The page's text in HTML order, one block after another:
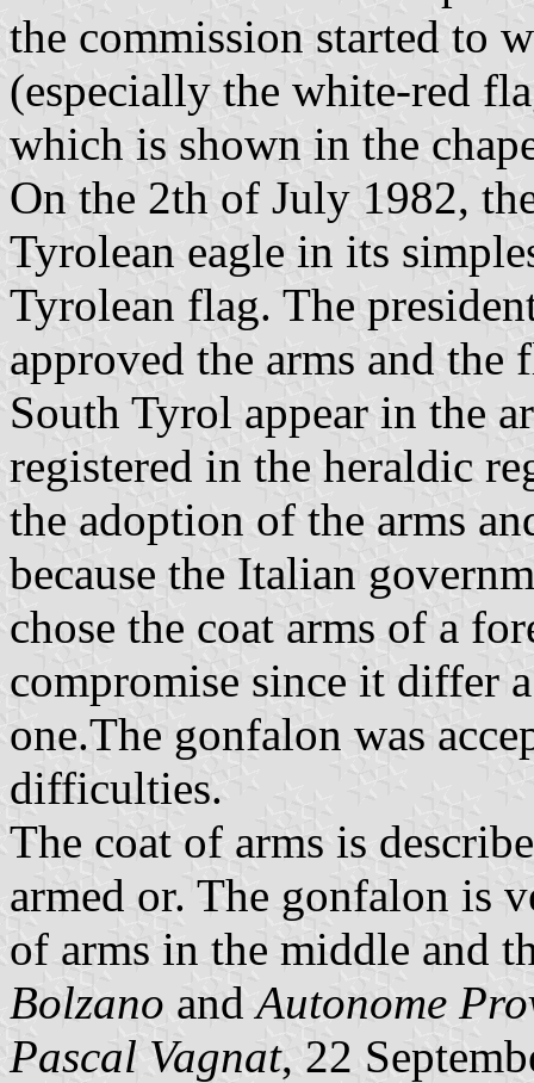
the commission started to
(especially the white-red
which is shown in the
On the 2th of July 1982,
Tyrolean eagle in its
Tyrolean flag. The
approved the arms and
South Tyrol appear in the
registered in the heraldic
the adoption of the arms
because the Italian
chose the coat arms of a
compromise since it differ
one.The gonfalon was
difficulties.
The coat of arms is
armed or. The gonfalon is
of arms in the middle and
Bolzano andAutonome
Pascal Vagnat, 22